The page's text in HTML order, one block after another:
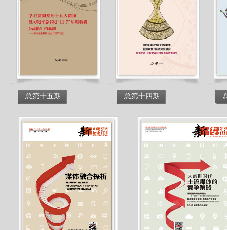
总第十五期 总第十四期